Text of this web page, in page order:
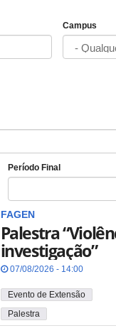
Campus
Período Final
FAGEN
Palestra
investigação”
07/08/2026 - 14:00
Evento de Extensão
Palestra